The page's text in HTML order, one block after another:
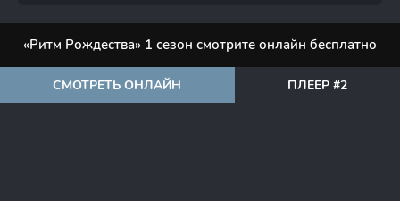
«Ритм Рождества» 1 сезон смотрите онлайн бесплатно
СМОТРЕТЬ ОНЛАЙН ПЛЕЕР #2